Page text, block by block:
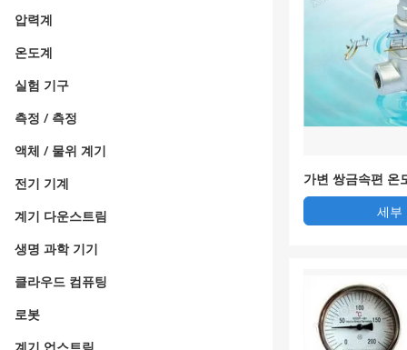
압력계
온도계
실험 기구
측정 / 측정
액체 / 물위 계기
전기 기계
계기 다운스트림
생명 과학 기기
클라우드 컴퓨팅
로봇
가변 쌍금속편 온
브
세부